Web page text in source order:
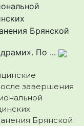
Брянской
По ...
завершения
Брянской